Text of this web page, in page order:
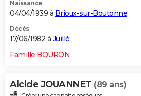
Naissance
04/04/1939 à Brioux-sur-Boutonne
Décès
17/06/1982 à Juillé
Famille BOURON
Alcide JOUANNET (89 ans)